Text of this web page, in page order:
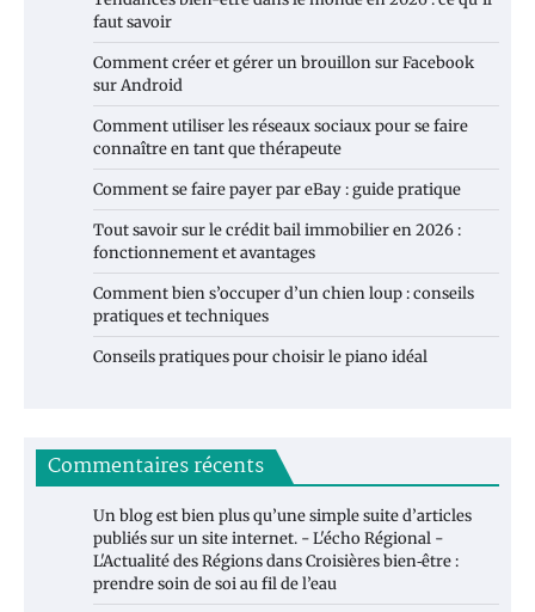
faut savoir
Comment créer et gérer un brouillon sur Facebook
sur Android
Comment utiliser les réseaux sociaux pour se faire
connaître en tant que thérapeute
Comment se faire payer par eBay : guide pratique
Tout savoir sur le crédit bail immobilier en 2026 :
fonctionnement et avantages
Comment bien s’occuper d’un chien loup : conseils
pratiques et techniques
Conseils pratiques pour choisir le piano idéal
Commentaires récents
Un blog est bien plus qu’une simple suite d’articles
publiés sur un site internet. - L'écho Régional -
L'Actualité des RégionsdansCroisières bien‑être :
prendre soin de soi au fil de l’eau